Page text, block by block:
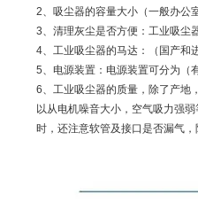
2、吸尘器的容量大小（一般办公
3、清理灰尘是否方便：工业吸尘
4、工业吸尘器的马达：（国产和
5、电源装置：电源装置可分为（
6、工业吸尘器的质量，除了产地
以从电机噪音大小，空气吸力强
时，还注意软管及接口是否漏气